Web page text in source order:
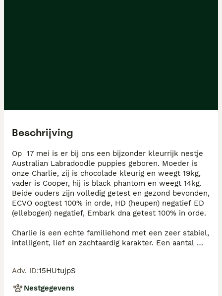
Beschrijving
Op  17 mei is er bij ons een bijzonder kleurrijk nestje
Australian Labradoodle puppies geboren. Moeder is
onze Charlie, zij is chocolade kleurig en weegt 19kg,
vader is Cooper, hij is black phantom en weegt 14kg.
Beide ouders zijn volledig getest en gezond bevonden,
ECVO oogtest 100% in orde, HD (heupen) negatief ED
(ellebogen) negatief, Embark dna getest 100% in orde.
Charlie is een echte familiehond met een zeer stabiel,
intelligent, lief en zachtaardig karakter. Een aantal
karakter. Uit deze combinatie hebben wij vorig jaar
een fantastisch leuk nest gehad. Onze pups zijn slim,
leergierig, vrolijk, mensgericht en zullen medium qua
Adv. ID:15HUtujpS
Nestgegevens